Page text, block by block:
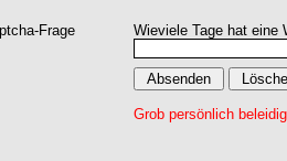
Frage Wieviele Tage hat eine
Grob persönlich